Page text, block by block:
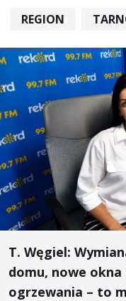
REGION
T. Węgiel:
domu, nowe okna
ogrzewania – to